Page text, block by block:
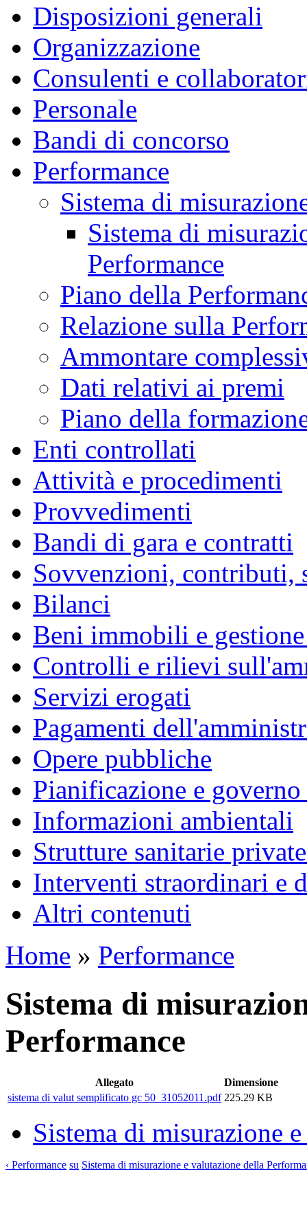
Disposizioni generali
Organizzazione
Consulenti e
Personale
Bandi di concorso
Performance
Sistema di
Sistema di
Performance
Piano della
Relazione sulla
Ammontare
Dati relativi ai premi
Piano della
Enti controllati
Attività e procedimenti
Provvedimenti
Bandi di gara e contratti
Sovvenzioni, contributi,
Bilanci
Beni immobili e
Controlli e rilievi
Servizi erogati
Pagamenti
Opere pubbliche
Pianificazione e
Informazioni ambientali
Strutture sanitarie
Interventi straordinari e
Altri contenuti
Home » Performance
Sistema di
Performance
Allegato
Dimensione
sistema di valut semplificato gc 50_31052011.pdf 225.29 KB
Sistema di misurazione
‹ Performance su Sistema di misurazione e valutazione della